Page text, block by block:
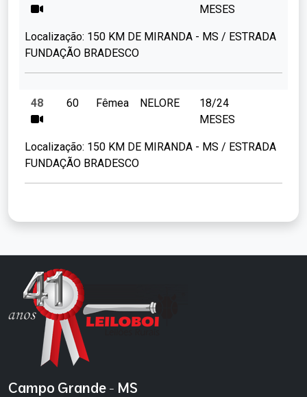
MESES
Localização: 150 KM DE MIRANDA - MS / ESTRADA
FUNDAÇÃO BRADESCO
48 60 Fêmea NELORE
18/24
MESES
Localização: 150 KM DE MIRANDA - MS / ESTRADA
FUNDAÇÃO BRADESCO
Campo Grande - MS